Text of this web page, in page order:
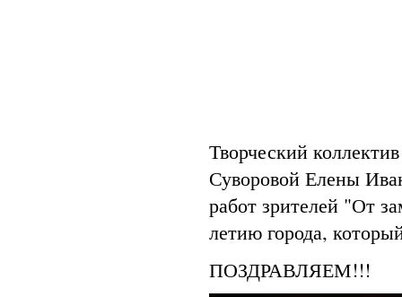
Творческий
Суворовой Елены
работ зрителей "От
летию города,
ПОЗДРАВЛЯЕМ!!!